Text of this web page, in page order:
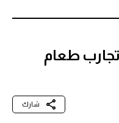
تجارب طعام
شارك